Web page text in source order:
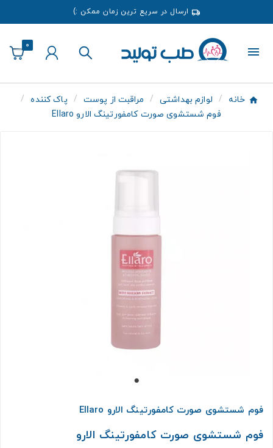
ارسال در سریع ترین زمان ممکن :)
0
خانه لوازم بهداشتی مراقبت از پوست
پاک کننده
فوم شستشوی صورت کامفورتینگ الارو Ellaro
فوم شستشوی صورت کامفورتینگ الارو Ellaro
فوم شستشوی صورت کامفورتینگ الارو